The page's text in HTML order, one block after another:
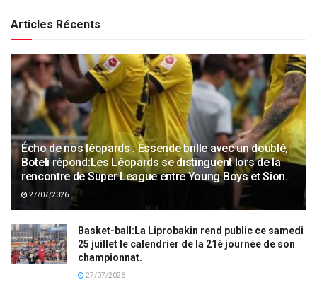
Articles Récents
Écho de nos léopards : Essende brille avec un doublé,
Boteli répond:Les Léopards se distinguent lors de la
rencontre de Super League entre Young Boys et Sion.
27/07/2026
Basket-ball:La Liprobakin rend public ce samedi
25 juillet le calendrier de la 21è journée de son
championnat.
27/07/2026